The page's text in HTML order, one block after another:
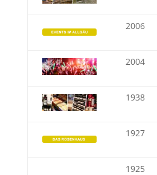
2006
2004
1938
1927
1925